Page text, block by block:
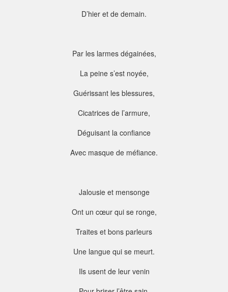
D’hier et de demain.
Par les larmes dégainées,
La peine s’est noyée,
Guérissant les blessures,
Cicatrices de l’armure,
Déguisant la confiance
Avec masque de méfiance.
Jalousie et mensonge
Ont un cœur qui se ronge,
Traites et bons parleurs
Une langue qui se meurt.
Ils usent de leur venin